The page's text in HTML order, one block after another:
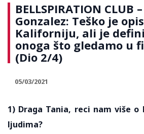
BELLSPIRATION CLUB
Gonzalez: Teško je
Kaliforniju, ali je
onoga što gledamo u
(Dio 2/4)
05/03/2021
1) Draga Tania, reci nam više
ljudima?